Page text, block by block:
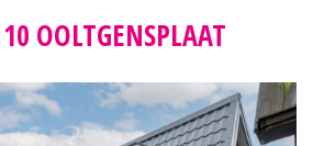
OOLTGENSPLAAT